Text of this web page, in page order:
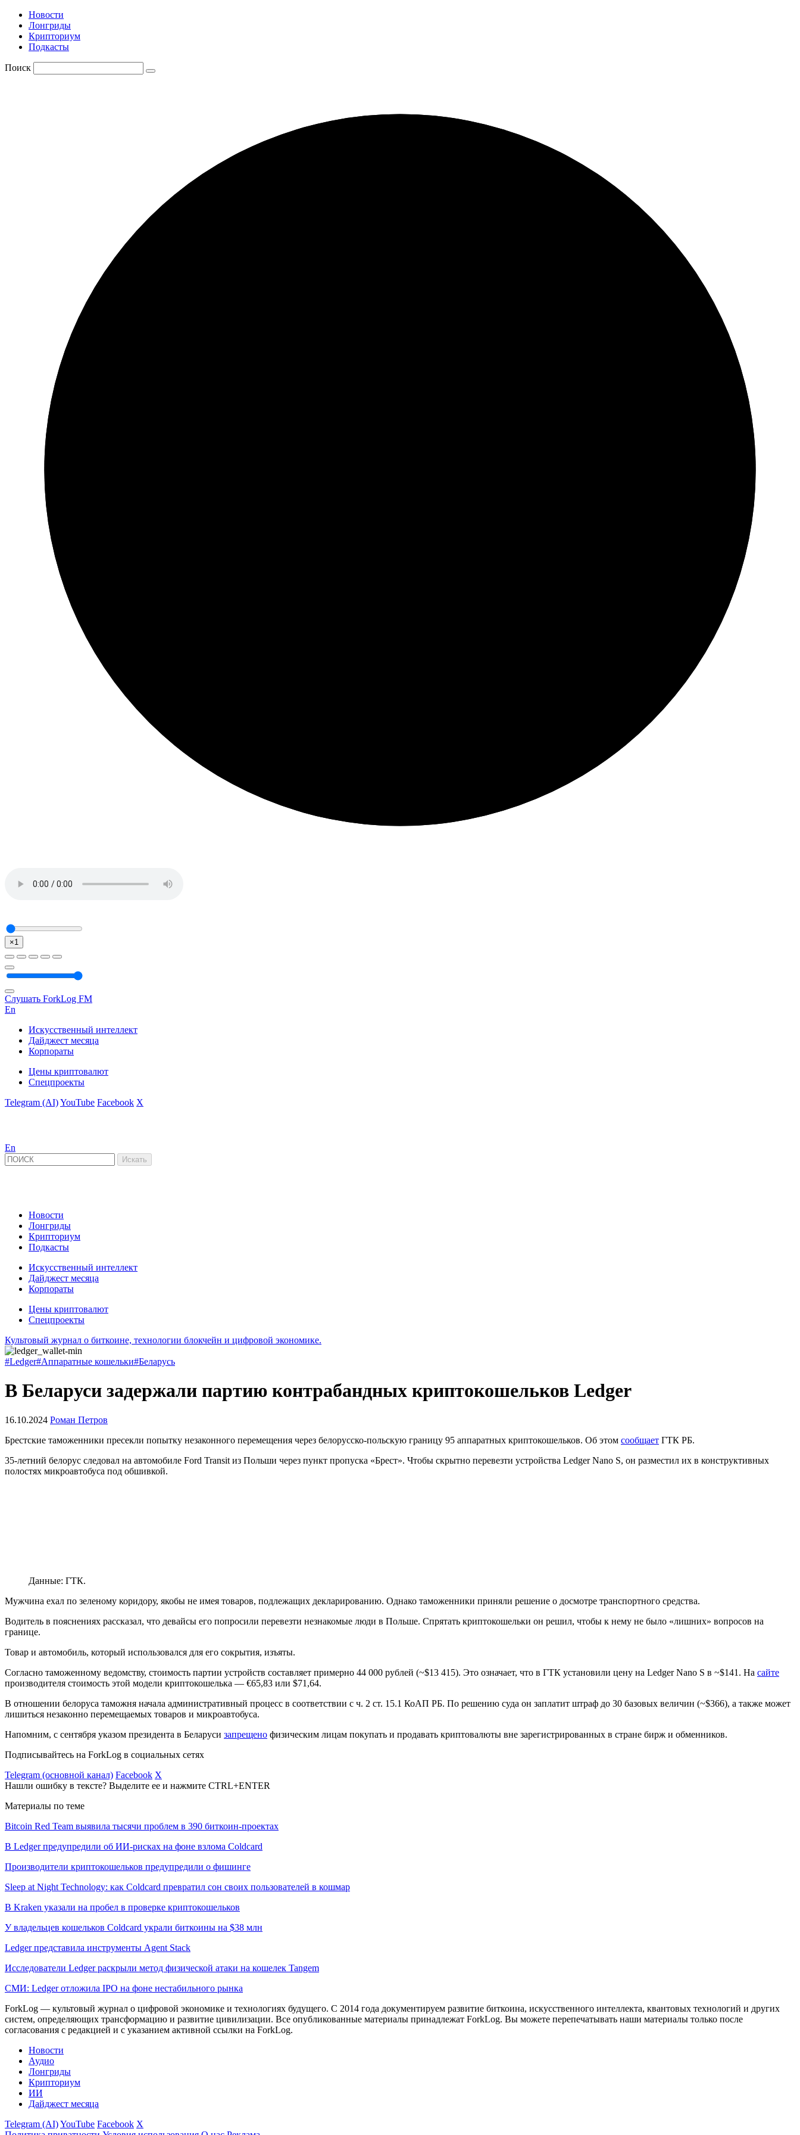
Новости
Лонгриды
Крипториум
Подкасты
Поиск
×1
Слушать ForkLog FM
En
Искусственный интеллект
Дайджест месяца
Корпораты
Цены криптовалют
Спецпроекты
Telegram (AI)YouTube Facebook X
En
Новости
Лонгриды
Крипториум
Подкасты
Искусственный интеллект
Дайджест месяца
Корпораты
Цены криптовалют
Спецпроекты
Культовый журнал о биткоине, технологии блокчейн и цифровой экономике.
#Ledger#Аппаратные кошельки#Беларусь
В Беларуси задержали партию контрабандных криптокошельков Ledger
16.10.2024 Роман Петров
Брестские таможенники пресекли попытку незаконного перемещения через белорусско-польскую границу 95 аппаратных криптокошельков. Об этом сообщает ГТК РБ.
35-летний белорус следовал на автомобиле Ford Transit из Польши через пункт пропуска «Брест». Чтобы скрытно перевезти устройства Ledger Nano S, он разместил их в конструктивных
полостях микроавтобуса под обшивкой.
Данные: ГТК.
Мужчина ехал по зеленому коридору, якобы не имея товаров, подлежащих декларированию. Однако таможенники приняли решение о досмотре транспортного средства.
Водитель в пояснениях рассказал, что девайсы его попросили перевезти незнакомые люди в Польше. Спрятать криптокошельки он решил, чтобы к нему не было «лишних» вопросов на
границе.
Товар и автомобиль, который использовался для его сокрытия, изъяты.
Согласно таможенному ведомству, стоимость партии устройств составляет примерно 44 000 рублей (~$13 415). Это означает, что в ГТК установили цену на Ledger Nano S в ~$141. На сайте
производителя стоимость этой модели криптокошелька — €65,83 или $71,64.
В отношении белоруса таможня начала административный процесс в соответствии с ч. 2 ст. 15.1 КоАП РБ. По решению суда он заплатит штраф до 30 базовых величин (~$366), а также может
лишиться незаконно перемещаемых товаров и микроавтобуса.
Напомним, с сентября указом президента в Беларуси запрещено физическим лицам покупать и продавать криптовалюты вне зарегистрированных в стране бирж и обменников.
Подписывайтесь на ForkLog в социальных сетях
Telegram (основной канал) Facebook X
Нашли ошибку в тексте? Выделите ее и нажмите CTRL+ENTER
Материалы по теме
Bitcoin Red Team выявила тысячи проблем в 390 биткоин-проектах
В Ledger предупредили об ИИ-рисках на фоне взлома Coldcard
Производители криптокошельков предупредили о фишинге
Sleep at Night Technology: как Coldcard превратил сон своих пользователей в кошмар
В Kraken указали на пробел в проверке криптокошельков
У владельцев кошельков Coldcard украли биткоины на $38 млн
Ledger представила инструменты Agent Stack
Исследователи Ledger раскрыли метод физической атаки на кошелек Tangem
СМИ: Ledger отложила IPO на фоне нестабильного рынка
ForkLog — культовый журнал о цифровой экономике и технологиях будущего. С 2014 года документируем развитие биткоина, искусственного интеллекта, квантовых технологий и других
систем, определяющих трансформацию и развитие цивилизации. Все опубликованные материалы принадлежат ForkLog. Вы можете перепечатывать наши материалы только после
согласования с редакцией и с указанием активной ссылки на ForkLog.
Новости
Аудио
Лонгриды
Крипториум
ИИ
Дайджест месяца
Telegram (AI)YouTube Facebook X